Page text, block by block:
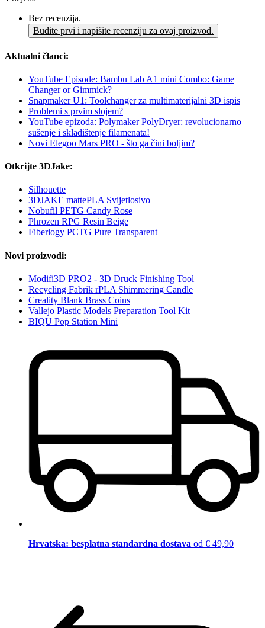
Bez recenzija.
Budite prvi i napišite recenziju za ovaj proizvod.
Aktualni članci:
YouTube Episode: Bambu Lab A1 mini Combo: Game
Changer or Gimmick?
Snapmaker U1: Toolchanger za multimaterijalni 3D ispis
Problemi s prvim slojem?
YouTube epizoda: Polymaker PolyDryer: revolucionarno
sušenje i skladištenje filamenata!
Novi Elegoo Mars PRO - što ga čini boljim?
Otkrijte 3DJake:
Silhouette
3DJAKE mattePLA Svijetlosivo
Nobufil PETG Candy Rose
Phrozen RPG Resin Beige
Fiberlogy PCTG Pure Transparent
Novi proizvodi:
Modifi3D PRO2 - 3D Druck Finishing Tool
Recycling Fabrik rPLA Shimmering Candle
Creality Blank Brass Coins
Vallejo Plastic Models Preparation Tool Kit
BIQU Pop Station Mini
Hrvatska: besplatna standardna dostava od € 49,90